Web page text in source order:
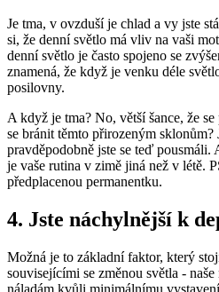
Je tma, v ovzduší je chlad a vy jste
si, že denní světlo má vliv na vaši
denní světlo je často spojeno se
znamená, že když je venku déle
posilovny.
A když je tma? No, větší šance, že
se bránit těmto přirozeným
pravděpodobně jste se teď
je vaše rutina v zimě jiná než v létě.
předplacenou permanentku.
4. Jste náchylnější k
Možná je to základní faktor, který
souvisejícími se změnou světla -
náladám kvůli minimálnímu